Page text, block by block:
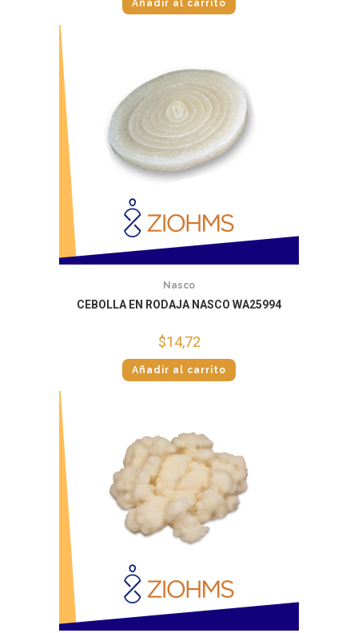
Añadir al carrito
Nasco
CEBOLLA EN RODAJA NASCO WA25994
$14,72
Añadir al carrito